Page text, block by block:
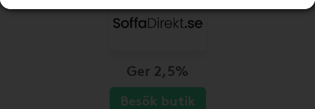
Ger 2,5%
Besök butik